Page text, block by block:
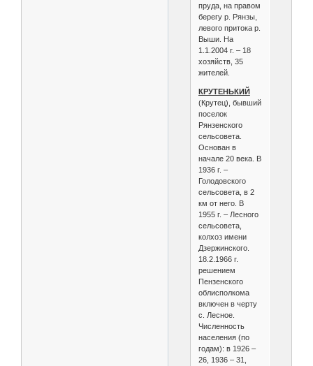
пруда, на правом
берегу р. Рянзы,
левого притока р.
Выши. На
1.1.2004 г. – 18
хозяйств, 35
жителей.
КРУТЕНЬКИЙ
(Крутец), бывший
поселок
Рянзенского
сельсовета.
Основан в
начале 20 века. В
1936 г. –
Голодовского
сельсовета, в 2
км от него. В
1955 г. – Лесного
сельсовета,
колхоз имени
Дзержинского.
18.2.1966 г.
решением
Пензенского
облисполкома
включен в черту
с. Лесное.
Численность
населения (по
годам): в 1926 –
26, 1936 – 31,